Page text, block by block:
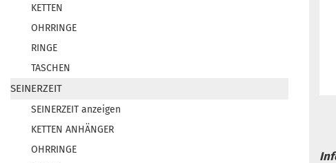
KETTEN
OHRRINGE
RINGE
TASCHEN
SEINERZEIT
SEINERZEIT anzeigen
KETTEN ANHÄNGER
OHRRINGE